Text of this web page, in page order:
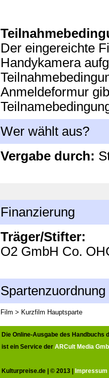
Der eingereichte
Handykamera
Anmeldeformur
Wer wählt aus?
Vergabe durch:
Finanzierung
Träger/Stifter:
O2 GmbH Co.
Spartenzuordnung
Film > Kurzfilm Hauptsparte
Die Online-Ausgabe des Handbuchs
ist ein Service der ARCult Media
Kulturpreise.de | © 2013 | Impressum